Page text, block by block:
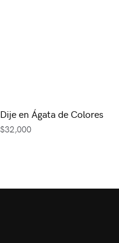
Dije en Ágata de Colores
$32,000